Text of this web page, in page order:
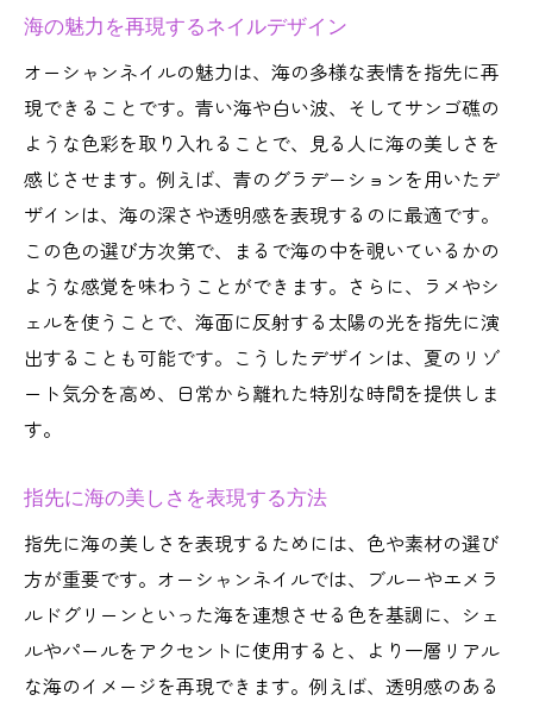
涼しさを感じるネイルアートの提案
海のイメージを取り入れたネイルデザイン
夏の海を表現するカラーデザイン
指先で楽しむ夏のオーシャンネイル
季節感あふれるネイルアートのアイデア
オーシャンネイルで波の動きを再現
波の動きと海の美しさを指先に
ネイルで表現する波のテクニック
オーシャンネイルの波模様の作り方
波を感じるデザインで夏を楽しむ
涼しさを感じるオーシャンネイルアート
涼感あふれるオーシャンネイルの提案
指先で感じる爽やかな海の風
透明感を活かしたネイルデザイン
涼しさを演出するネイルアートテクニック
海の魅力を再現するネイルデザイン
オーシャンネイルの魅力は、海の多様な表情を指先に再
現できることです。青い海や白い波、そしてサンゴ礁の
ような色彩を取り入れることで、見る人に海の美しさを
感じさせます。例えば、青のグラデーションを用いたデ
ザインは、海の深さや透明感を表現するのに最適です。
この色の選び方次第で、まるで海の中を覗いているかの
ような感覚を味わうことができます。さらに、ラメやシ
ェルを使うことで、海面に反射する太陽の光を指先に演
出することも可能です。こうしたデザインは、夏のリゾ
ート気分を高め、日常から離れた特別な時間を提供しま
す。
指先に海の美しさを表現する方法
指先に海の美しさを表現するためには、色や素材の選び
方が重要です。オーシャンネイルでは、ブルーやエメラ
ルドグリーンといった海を連想させる色を基調に、シェ
ルやパールをアクセントに使用すると、より一層リアル
な海のイメージを再現できます。例えば、透明感のある